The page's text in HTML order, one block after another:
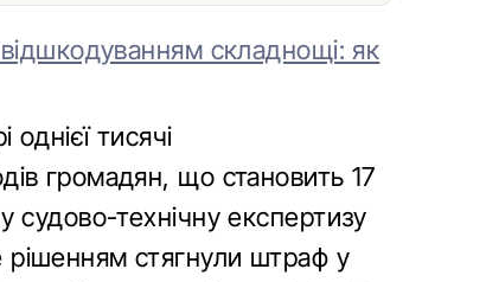
складнощі: як
тисячі
громадян, що становить 17
технічну експертизу
стягнули штраф у